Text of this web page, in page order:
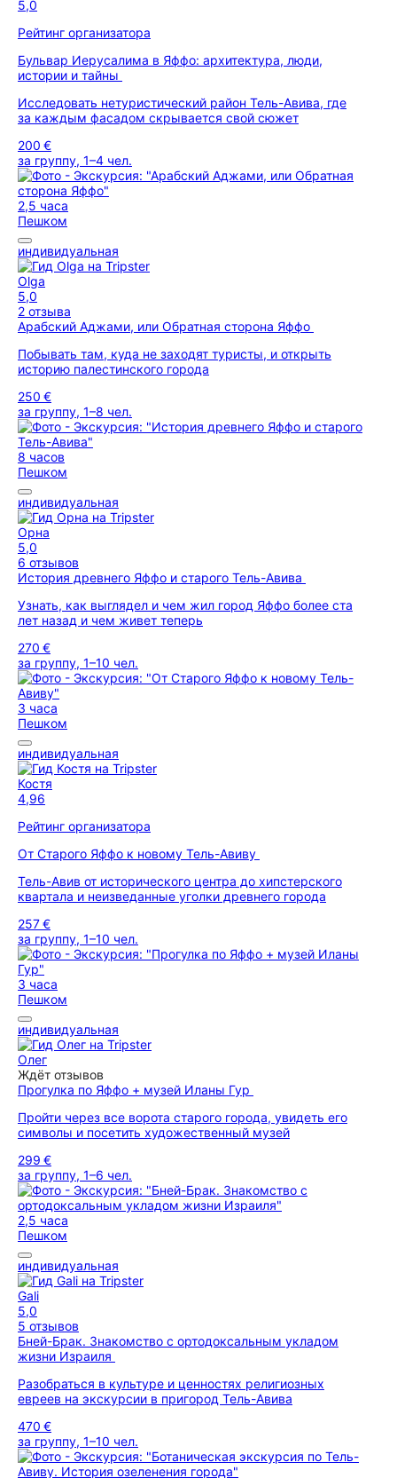
5,0
Рейтинг организатора
Бульвар Иерусалима в Яффо: архитектура, люди,
истории и тайны
Исследовать нетуристический район Тель-Авива, где
за каждым фасадом скрывается свой сюжет
200 €
за группу, 1–4 чел.
2,5 часа
Пешком
индивидуальная
Olga
5,0
2 отзыва
Арабский Аджами, или Обратная сторона Яффо
Побывать там, куда не заходят туристы, и открыть
историю палестинского города
250 €
за группу, 1–8 чел.
8 часов
Пешком
индивидуальная
Орна
5,0
6 отзывов
История древнего Яффо и старого Тель-Авива
Узнать, как выглядел и чем жил город Яффо более ста
лет назад и чем живет теперь
270 €
за группу, 1–10 чел.
3 часа
Пешком
индивидуальная
Костя
4,96
Рейтинг организатора
От Старого Яффо к новому Тель-Авиву
Тель-Авив от исторического центра до хипстерского
квартала и неизведанные уголки древнего города
257 €
за группу, 1–10 чел.
3 часа
Пешком
индивидуальная
Олег
Ждёт отзывов
Прогулка по Яффо + музей Иланы Гур
Пройти через все ворота старого города, увидеть его
символы и посетить художественный музей
299 €
за группу, 1–6 чел.
2,5 часа
Пешком
индивидуальная
Gali
5,0
5 отзывов
Бней-Брак. Знакомство с ортодоксальным укладом
жизни Израиля
Разобраться в культуре и ценностях религиозных
евреев на экскурсии в пригород Тель-Авива
470 €
за группу, 1–10 чел.